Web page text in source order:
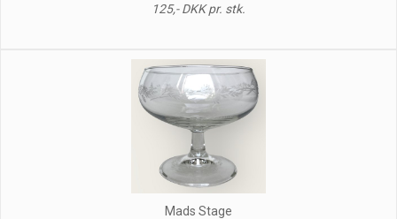
125,- DKK pr. stk.
Mads Stage